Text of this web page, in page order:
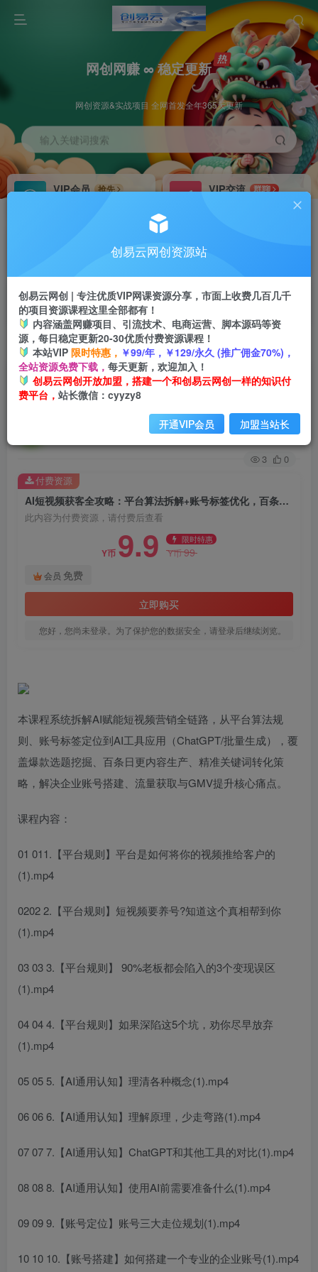
网创网赚 ∞ 稳定更新
网创资源&实战项目 全网首发全年365天更新
输入关键词搜索
VIP会员
抢先
VIP交流
群聊
研究探讨更多创业项目路子。
会员专属推广链接
挂机 项目
脚本卡密
APP下载
GO
首页 创业课程 会员免费 正文
AI短视频获客全攻略：平台算法拆解+账号标签优
化，百条日更与爆款选题方法
关注
3 0
AI短视频获客全攻略：平台算法拆解+账号标签优化，百条日更与爆款选题方法
此内容为付费资源，请付费后查看
Y币 9.9 限时特惠
Y币99
会员 免费
立即购买
您好，您尚未登录。为了保护您的数据安全，请登录后继续浏览。
付费资源
本课程系统拆解AI赋能短视频营销全链路，从平台算法规
则、账号标签定位到AI工具应用（ChatGPT/批量生成），覆
盖爆款选题挖掘、百条日更内容生产、精准关键词转化策
略，解决企业账号搭建、流量获取与GMV提升核心痛点。
课程内容：
01 011.【平台规则】平台是如何将你的视频推给客户的
(1).mp4
0202 2.【平台规则】短视频要养号?知道这个真相帮到你
(1).mp4
03 03 3.【平台规则】 90%老板都会陷入的3个变现误区
(1).mp4
04 04 4.【平台规则】如果深陷这5个坑，劝你尽早放弃
(1).mp4
05 05 5.【AI通用认知】理清各种概念(1).mp4
06 06 6.【AI通用认知】理解原理，少走弯路(1).mp4
07 07 7.【AI通用认知】ChatGPT和其他工具的对比(1).mp4
08 08 8.【AI通用认知】使用AI前需要准备什么(1).mp4
09 09 9.【账号定位】账号三大走位规划(1).mp4
10 10 10.【账号搭建】如何搭建一个专业的企业账号(1).mp4
创易云网创资源站
创易云网创 | 专注优质VIP网课资源分享，市面上收费几百几千
的项目资源课程这里全部都有！
内容涵盖网赚项目、引流技术、电商运营、脚本源码等资
源，每日稳定更新20-30优质付费资源课程！
本站VIP 限时特惠， ￥99/年，￥129/永久 (推广佣金70%)，
全站资源免费下载， 每天更新，欢迎加入！
创易云网创开放加盟，搭建一个和创易云网创一样的知识付
费平台， 站长微信：cyyzy8
开通VIP会员 加盟当站长